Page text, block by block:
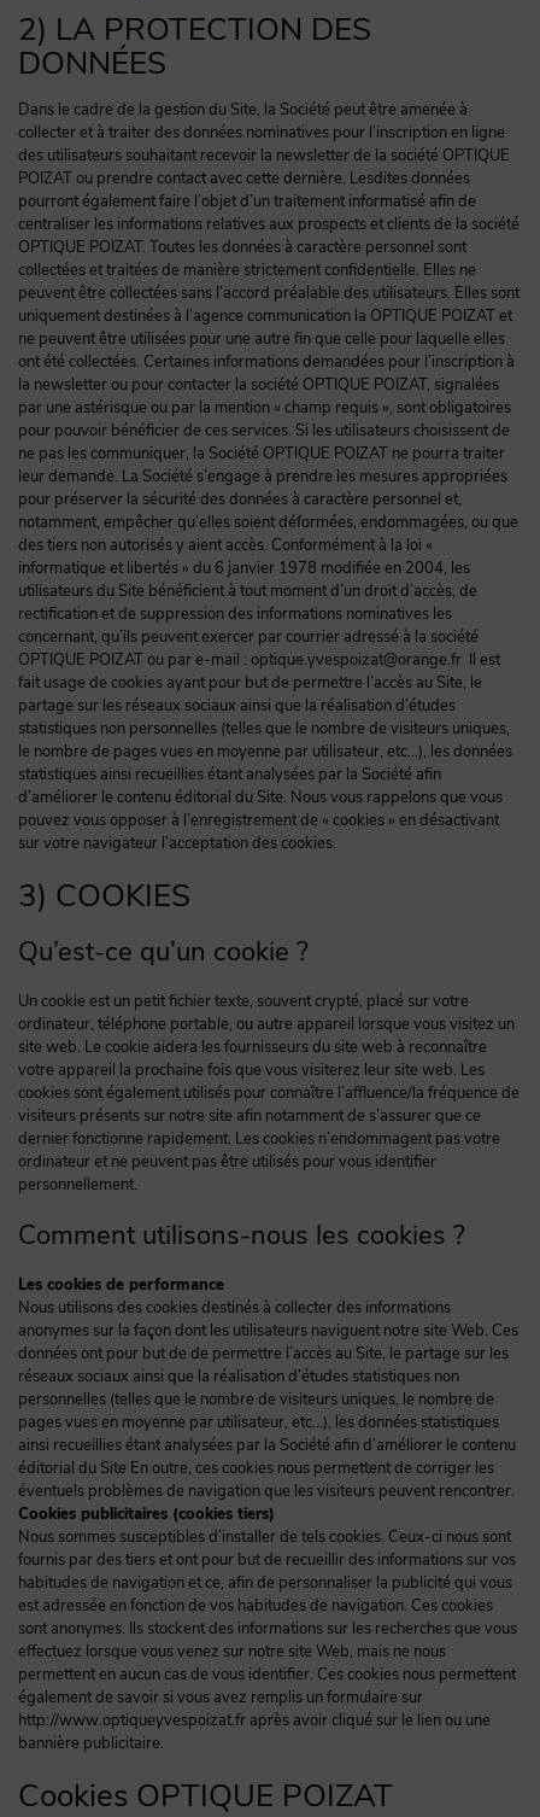
2) LA PROTECTION DES
DONNÉES
Dans le cadre de la gestion du Site, la Société peut être amenée à
collecter et à traiter des données nominatives pour l’inscription en ligne
des utilisateurs souhaitant recevoir la newsletter de la société OPTIQUE
POIZAT ou prendre contact avec cette dernière. Lesdites données
pourront également faire l’objet d’un traitement informatisé afin de
centraliser les informations relatives aux prospects et clients de la société
OPTIQUE POIZAT. Toutes les données à caractère personnel sont
collectées et traitées de manière strictement confidentielle. Elles ne
peuvent être collectées sans l’accord préalable des utilisateurs. Elles sont
uniquement destinées à l’agence communication la OPTIQUE POIZAT et
ne peuvent être utilisées pour une autre fin que celle pour laquelle elles
ont été collectées. Certaines informations demandées pour l’inscription à
la newsletter ou pour contacter la société OPTIQUE POIZAT, signalées
par une astérisque ou par la mention « champ requis », sont obligatoires
pour pouvoir bénéficier de ces services. Si les utilisateurs choisissent de
ne pas les communiquer, la Société OPTIQUE POIZAT ne pourra traiter
leur demande. La Société s’engage à prendre les mesures appropriées
pour préserver la sécurité des données à caractère personnel et,
notamment, empêcher qu’elles soient déformées, endommagées, ou que
des tiers non autorisés y aient accès. Conformément à la loi «
informatique et libertés » du 6 janvier 1978 modifiée en 2004, les
utilisateurs du Site bénéficient à tout moment d’un droit d’accès, de
rectification et de suppression des informations nominatives les
concernant, qu’ils peuvent exercer par courrier adressé à la société
OPTIQUE POIZAT ou par e-mail : optique.yvespoizat@orange.fr Il est
fait usage de cookies ayant pour but de permettre l’accès au Site, le
partage sur les réseaux sociaux ainsi que la réalisation d’études
statistiques non personnelles (telles que le nombre de visiteurs uniques,
le nombre de pages vues en moyenne par utilisateur, etc…), les données
statistiques ainsi recueillies étant analysées par la Société afin
d’améliorer le contenu éditorial du Site. Nous vous rappelons que vous
pouvez vous opposer à l’enregistrement de « cookies » en désactivant
sur votre navigateur l’acceptation des cookies.
3) COOKIES
Qu’est-ce qu’un cookie ?
Un cookie est un petit fichier texte, souvent crypté, placé sur votre
ordinateur, téléphone portable, ou autre appareil lorsque vous visitez un
site web. Le cookie aidera les fournisseurs du site web à reconnaître
votre appareil la prochaine fois que vous visiterez leur site web. Les
cookies sont également utilisés pour connaître l’affluence/la fréquence de
visiteurs présents sur notre site afin notamment de s’assurer que ce
dernier fonctionne rapidement. Les cookies n’endommagent pas votre
ordinateur et ne peuvent pas être utilisés pour vous identifier
personnellement.
Comment utilisons-nous les cookies ?
Les cookies de performance
Nous utilisons des cookies destinés à collecter des informations
anonymes sur la façon dont les utilisateurs naviguent notre site Web. Ces
données ont pour but de de permettre l’accès au Site, le partage sur les
réseaux sociaux ainsi que la réalisation d’études statistiques non
personnelles (telles que le nombre de visiteurs uniques, le nombre de
pages vues en moyenne par utilisateur, etc…), les données statistiques
ainsi recueillies étant analysées par la Société afin d’améliorer le contenu
éditorial du Site En outre, ces cookies nous permettent de corriger les
éventuels problèmes de navigation que les visiteurs peuvent rencontrer.
Cookies publicitaires (cookies tiers)
Nous sommes susceptibles d’installer de tels cookies. Ceux-ci nous sont
fournis par des tiers et ont pour but de recueillir des informations sur vos
habitudes de navigation et ce, afin de personnaliser la publicité qui vous
est adressée en fonction de vos habitudes de navigation. Ces cookies
sont anonymes. Ils stockent des informations sur les recherches que vous
effectuez lorsque vous venez sur notre site Web, mais ne nous
permettent en aucun cas de vous identifier. Ces cookies nous permettent
également de savoir si vous avez remplis un formulaire sur
http://www.optiqueyvespoizat.fr après avoir cliqué sur le lien ou une
bannière publicitaire.
Cookies OPTIQUE POIZAT